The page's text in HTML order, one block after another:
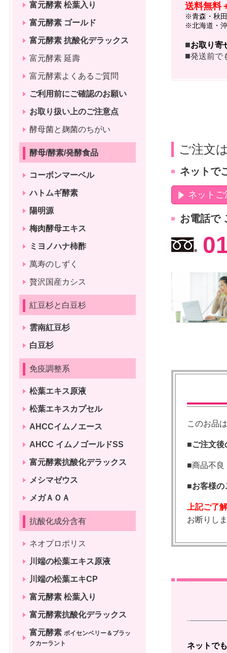
送料無料
※青森・秋
※北海道・
■お取り寄
■発送前で
ご注文
ネットで
ネット
お電話で
このお品
■ご注文
■商品不
■お客様の
上記ご了
お断りし
ネットで
富元酵素 松葉入り
富元酵素 ゴールド
富元酵素 抗酸化デラックス
富元酵素 延壽
富元酵素よくあるご質問
ご利用前にご確認のお願い
お取り扱い上のご注意点
酵母菌と麹菌のちがい
酵母/酵素/発酵食品
コーボンマーベル
ハトムギ酵素
陽明源
梅肉酵母エキス
ミヨノハナ柿酢
萬寿のしずく
贅沢国産カシス
紅豆杉と白豆杉
雲南紅豆杉
白豆杉
免疫調整系
松葉エキス原液
松葉エキスカプセル
AHCCイムノエース
AHCC イムノゴールドSS
富元酵素抗酸化デラックス
メシマゼウス
メガＡＯＡ
抗酸化成分含有
ネオプロポリス
川端の松葉エキス原液
川端の松葉エキCP
富元酵素 松葉入り
富元酵素抗酸化デラックス
富元酵素 ボイセンベリー＆ブラッ
クカーラント